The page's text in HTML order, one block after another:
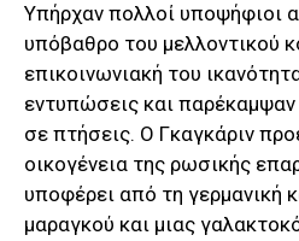
Υπήρχαν πολλοί υποψήφιοι
υπόβαθρο του μελλοντικού
επικοινωνιακή του
εντυπώσεις και παρέκαμψαν
σε πτήσεις. Ο Γκαγκάριν
οικογένεια της ρωσικής
υποφέρει από τη γερμανική
μαραγκού και μιας